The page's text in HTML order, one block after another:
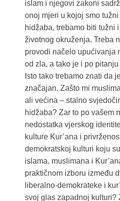
islam i njegovi zakoni
onoj mjeri u kojoj smo
hidžaba, trebamo biti tužni
životnog okruženja. Treba
provodi načelo upućivanja
od zla, a tako je i po
Isto tako trebamo znati da
značajan. Zašto mi
ali većina – stalno
hidžaba? Zar to po vašem
nedostatka vjerskog
kulture Kur’ana i
demokratskoj kulturi koju
islama, muslimana i
praktičnom izboru između
liberalno-demokrateke i
svoj glas zapadnoj kulturi?